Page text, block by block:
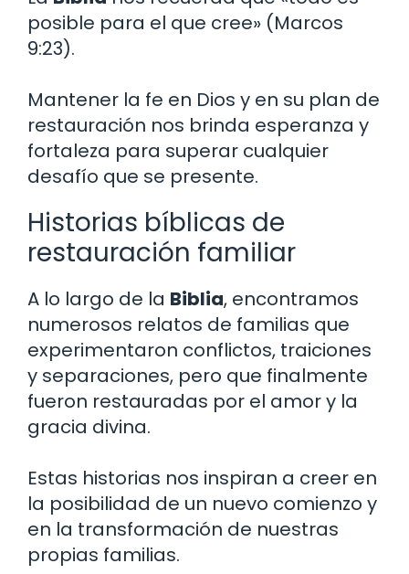
posible para el que cree» (Marcos
9:23).
Mantener la fe en Dios y en su plan de
restauración nos brinda esperanza y
fortaleza para superar cualquier
desafío que se presente.
Historias bíblicas de
restauración familiar
A lo largo de la Biblia, encontramos
numerosos relatos de familias que
experimentaron conflictos, traiciones
y separaciones, pero que finalmente
fueron restauradas por el amor y la
gracia divina.
Estas historias nos inspiran a creer en
la posibilidad de un nuevo comienzo y
en la transformación de nuestras
propias familias.